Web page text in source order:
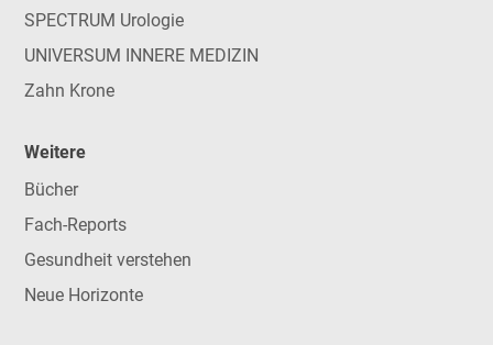
SPECTRUM Urologie
UNIVERSUM INNERE MEDIZIN
Zahn Krone
Weitere
Bücher
Fach-Reports
Gesundheit verstehen
Neue Horizonte